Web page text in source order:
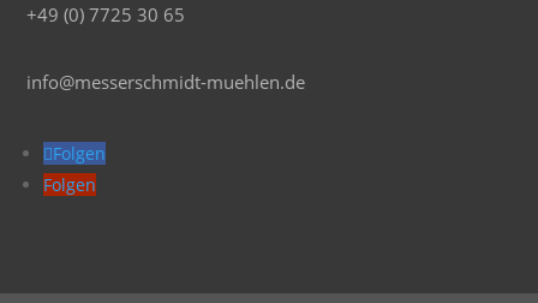
+49 (0) 7725 30 65
info@messerschmidt-muehlen.de
Folgen
Folgen